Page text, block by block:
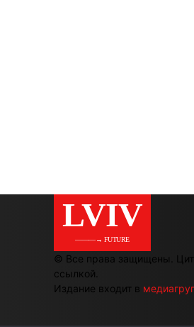
LVIV
———→ FUTURE
© Все права защищены.
ссылкой.
Издание входит в